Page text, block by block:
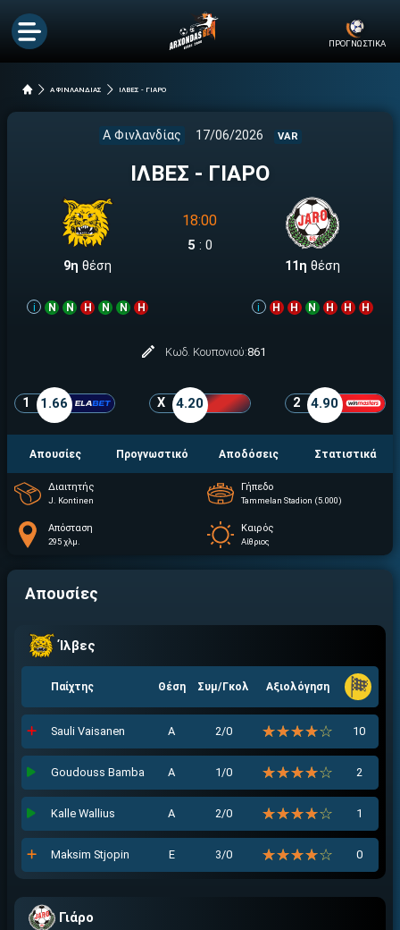
ΠΡΟΓΝΩΣΤΙΚΑ
A ΦΙΝΛΑΝΔΙΑΣ ΙΛΒΕΣ - ΓΙΑΡΟ
A Φινλανδίας 17/06/2026 VAR
ΙΛΒΕΣ - ΓΙΑΡΟ
9η θέση
i Ν Ν Η Ν Ν Η
18:00
5 : 0
11η θέση
i Η Η Ν Η Η Η
Κωδ. Κουπονιού:861
1 1.66 X 4.20 2 4.90
Απουσίες Προγνωστικό Αποδόσεις Στατιστικά
Διαιτητής
J. Kontinen
Γήπεδο
Tammelan Stadion (5.000)
Απόσταση
295 χλμ.
Καιρός
Αίθριος
Απουσίες
Ίλβες
Παίχτης Θέση Συμ/Γκολ Αξιολόγηση
Sauli Vaisanen Α 2/0 ☆☆☆☆☆
★★★★★ 10
Goudouss Bamba Α 1/0 ☆☆☆☆☆
★★★★★ 2
Kalle Wallius Α 2/0 ☆☆☆☆☆
★★★★★ 1
Maksim Stjopin Ε 3/0 ☆☆☆☆☆
★★★★★ 0
Γιάρο